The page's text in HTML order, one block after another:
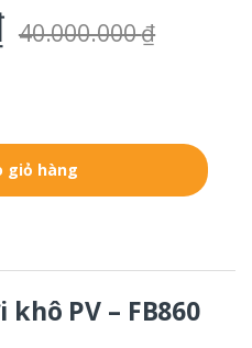
40.000.000₫
giỏ hàng
PV – FB860